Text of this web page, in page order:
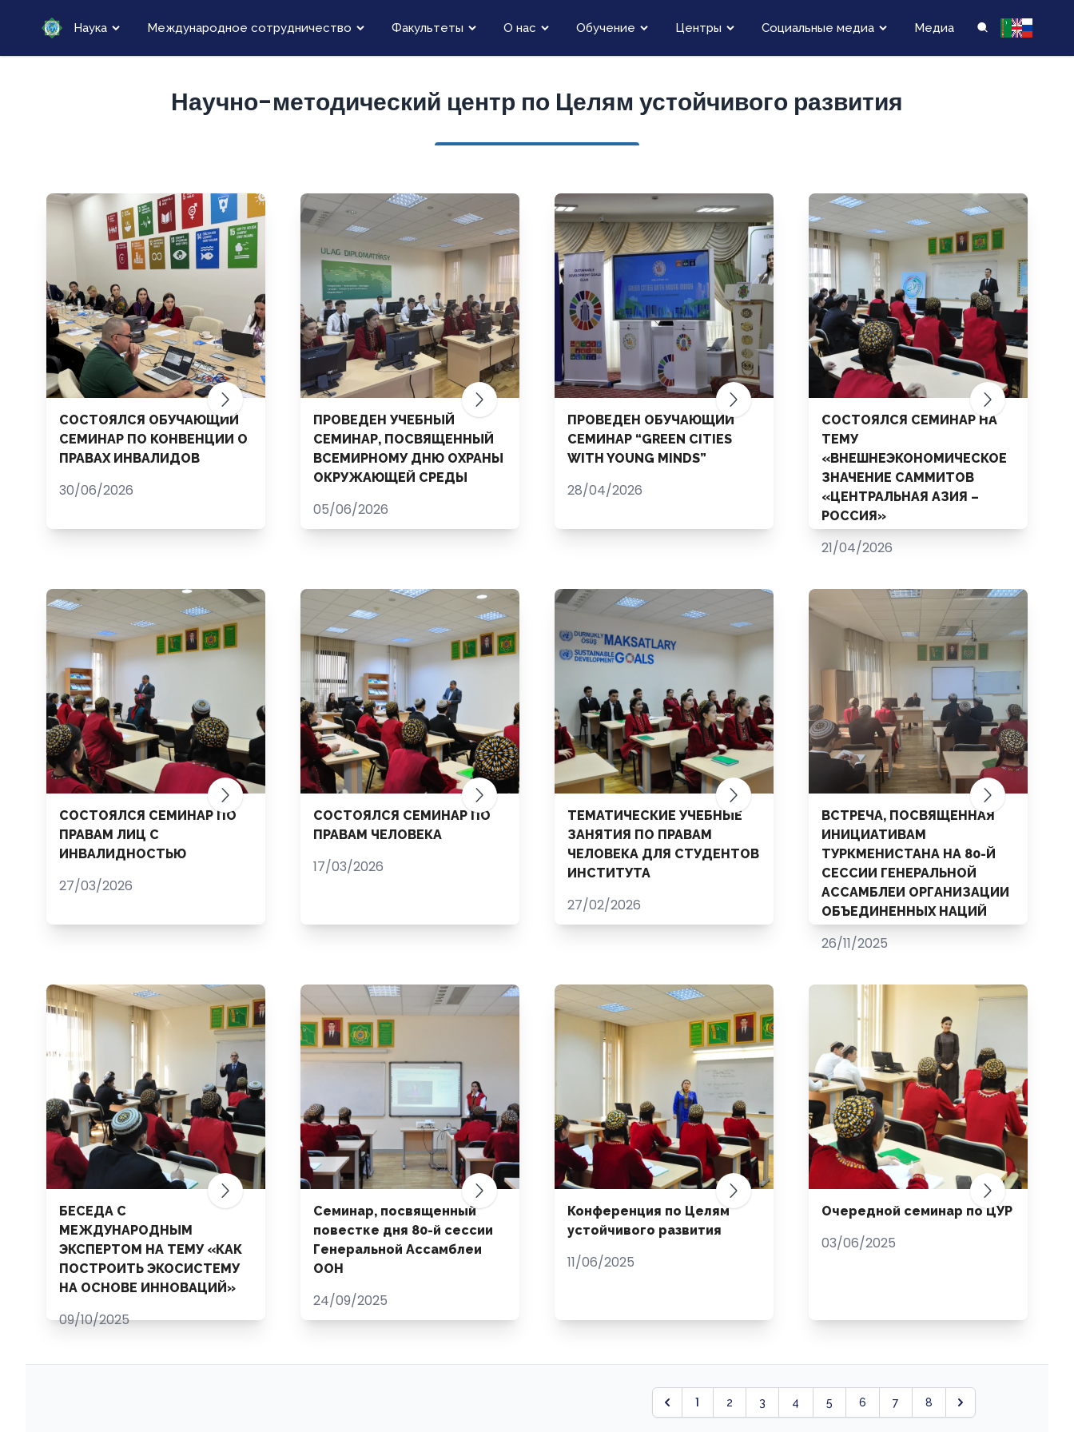
Наука Международное сотрудничество Факультеты О нас Обучение Центры Социальные медиа Медиа
Научно-методический центр по Целям устойчивого развития
СОСТОЯЛСЯ ОБУЧАЮЩИЙ
СЕМИНАР ПО КОНВЕНЦИИ О
ПРАВАХ ИНВАЛИДОВ
30/06/2026
ПРОВЕДЕН УЧЕБНЫЙ
СЕМИНАР, ПОСВЯЩЕННЫЙ
ВСЕМИРНОМУ ДНЮ ОХРАНЫ
ОКРУЖАЮЩЕЙ СРЕДЫ
05/06/2026
ПРОВЕДЕН ОБУЧАЮЩИЙ
СЕМИНАР “GREEN CITIES
WITH YOUNG MINDS”
28/04/2026
СОСТОЯЛСЯ СЕМИНАР НА
ТЕМУ
«ВНЕШНЕЭКОНОМИЧЕСКОЕ
ЗНАЧЕНИЕ САММИТОВ
«ЦЕНТРАЛЬНАЯ АЗИЯ –
РОССИЯ»
21/04/2026
СОСТОЯЛСЯ СЕМИНАР ПО
ПРАВАМ ЛИЦ С
ИНВАЛИДНОСТЬЮ
27/03/2026
СОСТОЯЛСЯ СЕМИНАР ПО
ПРАВАМ ЧЕЛОВЕКА
17/03/2026
ТЕМАТИЧЕСКИЕ УЧЕБНЫЕ
ЗАНЯТИЯ ПО ПРАВАМ
ЧЕЛОВЕКА ДЛЯ СТУДЕНТОВ
ИНСТИТУТА
27/02/2026
ВСТРЕЧА, ПОСВЯЩЕННАЯ
ИНИЦИАТИВАМ
ТУРКМЕНИСТАНА НА 80-Й
СЕССИИ ГЕНЕРАЛЬНОЙ
АССАМБЛЕИ ОРГАНИЗАЦИИ
ОБЪЕДИНЕННЫХ НАЦИЙ
26/11/2025
БЕСЕДА С
МЕЖДУНАРОДНЫМ
ЭКСПЕРТОМ НА ТЕМУ «КАК
ПОСТРОИТЬ ЭКОСИСТЕМУ
НА ОСНОВЕ ИННОВАЦИЙ»
09/10/2025
Семинар, посвященный
повестке дня 80-й сессии
Генеральной Ассамблеи
ООН
24/09/2025
Конференция по Целям
устойчивого развития
11/06/2025
Очередной семинар по ЦУР
03/06/2025
1 2 3 4 5 6 7 8